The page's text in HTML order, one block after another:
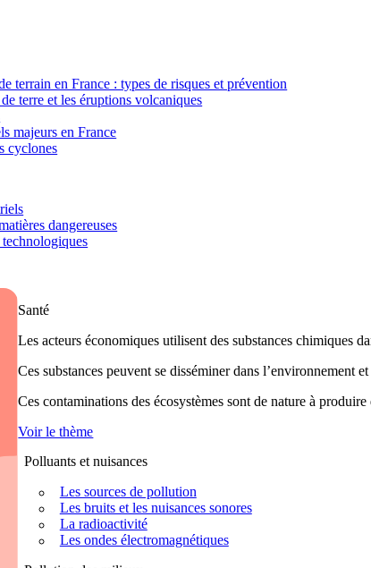
terrain en France : types de risques et prévention
terre et les éruptions volcaniques
majeurs en France
cyclones
dangereuses
Santé
Les acteurs économiques utilisent des substances chimiques
Ces substances peuvent se disséminer dans l’environnement
Ces contaminations des écosystèmes sont de nature à
Voir le thème
Polluants et nuisances
Les sources de pollution
Les bruits et les nuisances sonores
La radioactivité
Les ondes électromagnétiques